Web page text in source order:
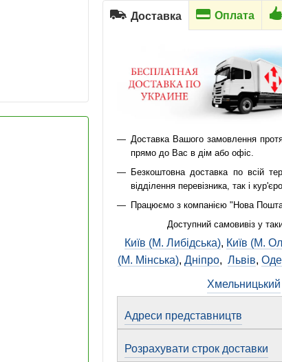
Доставка Оплата
Доставка Вашого замовлення
прямо до Вас в дім або офіс.
Безкоштовна доставка по всій
відділення перевізника, так і
Працюємо з компанією "Нова
Доступний самовивіз у
Київ (М. Либідська), Київ (М.
(М. Мінська), Дніпро, Львів,
Хмельницький
Адреси представництв
Розрахувати строк доставки